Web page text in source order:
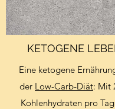
KETOGENE
Eine ketogene
der Low-Carb-Diät: Mit
Kohlenhydraten pro